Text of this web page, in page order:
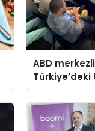
ABD
Türkiye’deki
davet